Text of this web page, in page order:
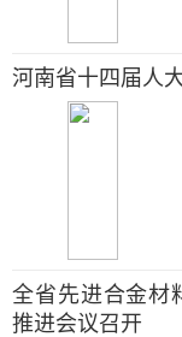
河南省十四届人
全省先进合金材
推进会议召开